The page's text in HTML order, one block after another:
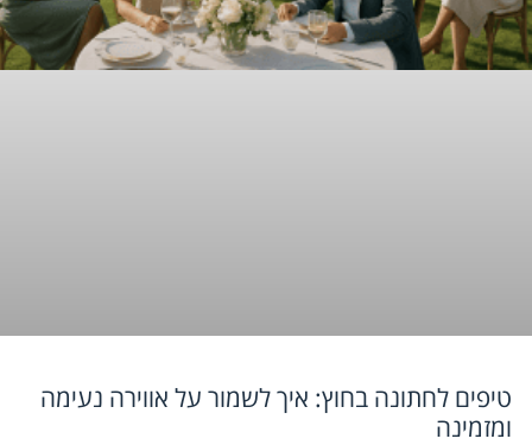
טיפים לחתונה בחוץ: איך לשמור על אווירה נעימה
ומזמינה